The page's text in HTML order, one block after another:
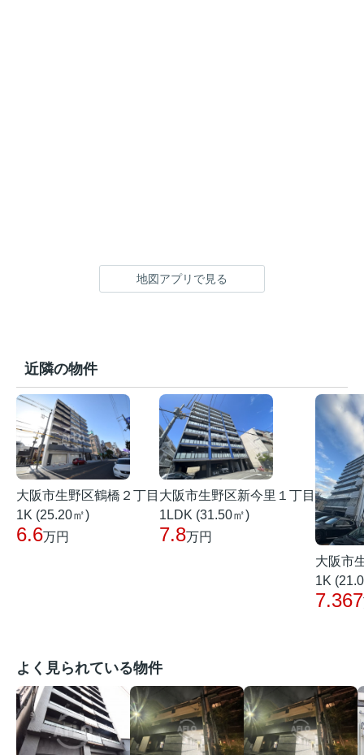
地図アプリで見る
近隣の物件
大阪市生野区鶴橋２丁目
1K (25.20㎡)
6.6万円
大阪市生野区新今里１丁目
1LDK (31.50㎡)
7.8万円
大阪市
1K
7.367
よく見られている物件